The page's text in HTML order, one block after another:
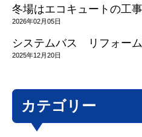
冬場はエコキュートの工
2026年02月05日
システムバス リフォー
2025年12月20日
カテゴリー